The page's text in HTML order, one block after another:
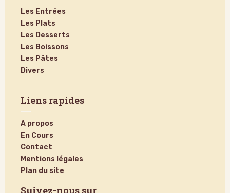
Les Entrées
Les Plats
Les Desserts
Les Boissons
Les Pâtes
Divers
Liens rapides
A propos
En Cours
Contact
Mentions légales
Plan du site
Suivez-nous sur